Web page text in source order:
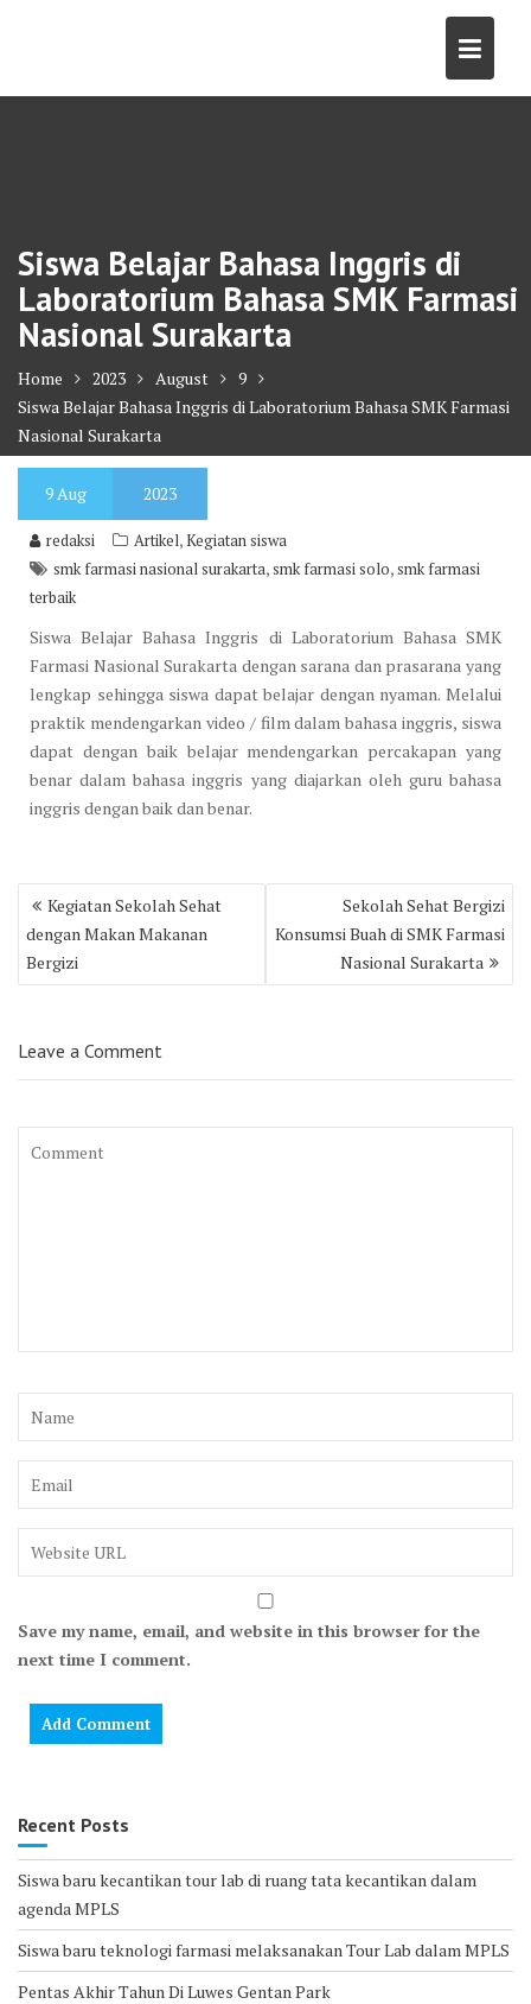
Siswa Belajar Bahasa Inggris di
Laboratorium Bahasa SMK Farmasi
Nasional Surakarta
Home 2023 August
9
Siswa Belajar Bahasa Inggris di Laboratorium Bahasa SMK Farmasi
Nasional Surakarta
9Aug 2023
redaksi Artikel,Kegiatan siswa
smk farmasi nasional surakarta,smk farmasi solo,smk farmasi
terbaik
Siswa Belajar Bahasa Inggris di Laboratorium Bahasa SMK
Farmasi Nasional Surakarta dengan sarana dan prasarana yang
lengkap sehingga siswa dapat belajar dengan nyaman. Melalui
praktik mendengarkan video / film dalam bahasa inggris, siswa
dapat dengan baik belajar mendengarkan percakapan yang
benar dalam bahasa inggris yang diajarkan oleh guru bahasa
inggris dengan baik dan benar.
Post
navigation
Kegiatan Sekolah Sehat
dengan Makan Makanan
Bergizi
Sekolah Sehat Bergizi
Konsumsi Buah di SMK Farmasi
Nasional Surakarta
Leave a Comment
Save my name, email, and website in this browser for the
next time I comment.
Recent Posts
Siswa baru kecantikan tour lab di ruang tata kecantikan dalam
agenda MPLS
Siswa baru teknologi farmasi melaksanakan Tour Lab dalam MPLS
Pentas Akhir Tahun Di Luwes Gentan Park